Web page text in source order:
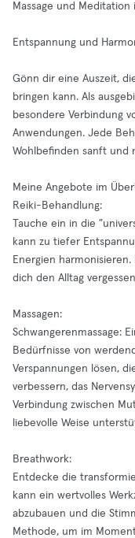
Massage und Meditation
Entspannung und
Gönn dir eine Auszeit,
bringen kann. Als
besondere Verbindung
Anwendungen. Jede
Wohlbefinden sanft und
Meine Angebote im
Reiki-Behandlung:
Tauche ein in die
kann zu tiefer
Energien
dich den Alltag
Massagen:
Schwangerenmassage:
Bedürfnisse von
Verspannungen lösen,
verbessern, das
Verbindung zwischen
liebevolle Weise
Breathwork:
Entdecke die
kann ein wertvolles
abzubauen und die
Methode, um im